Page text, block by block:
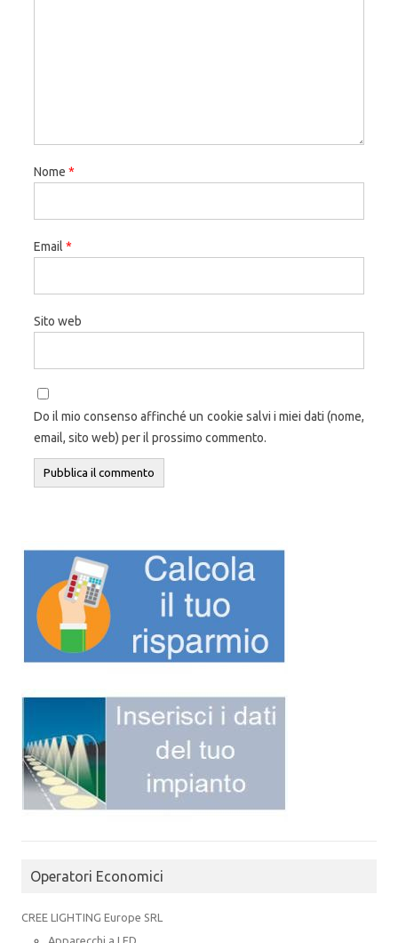
Nome *
Email *
Sito web
Do il mio consenso affinché un cookie salvi i miei dati (nome,
email, sito web) per il prossimo commento.
Operatori Economici
CREE LIGHTING Europe SRL
Apparecchi a LED